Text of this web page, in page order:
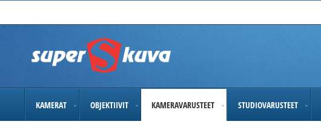
to
KAMERAT OBJEKTIIVIT KAMERAVARUSTEET STUDIOVARUSTEET